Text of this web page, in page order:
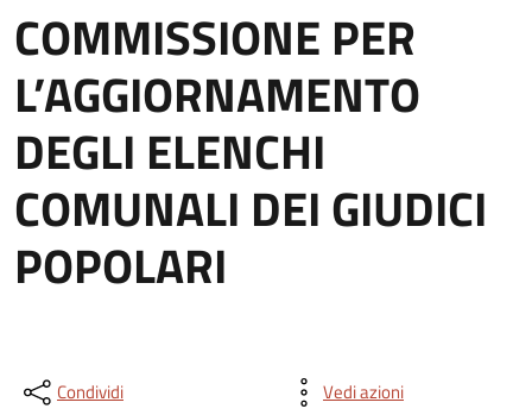
COMMISSIONE PER
L’AGGIORNAMENTO
DEGLI ELENCHI
COMUNALI DEI GIUDICI
POPOLARI
Condividi Vedi azioni